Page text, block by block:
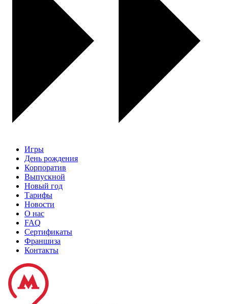
Игры
День рождения
Корпоратив
Выпускной
Новый год
Тарифы
Новости
О нас
FAQ
Сертификаты
Франшиза
Контакты